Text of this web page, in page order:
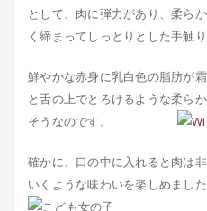
として、肉に弾力があり、柔ら
く締まってしっとりとした手触り
鮮やかな赤身に乳白色の脂肪が
と舌の上でとろけるような柔ら
そうなのです。
確かに、口の中に入れると肉は
いくような味わいを楽しめました